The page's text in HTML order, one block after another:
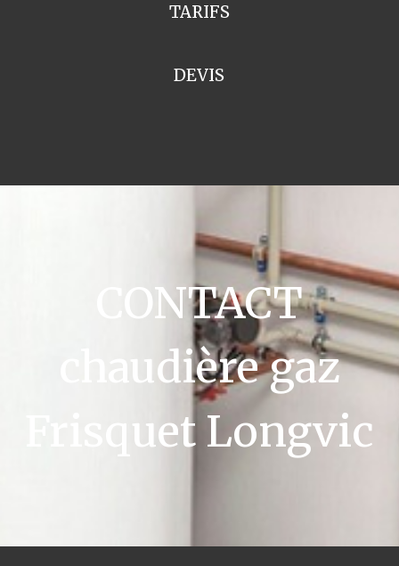
TARIFS
DEVIS
CONTACT
chaudière gaz
Frisquet Longvic